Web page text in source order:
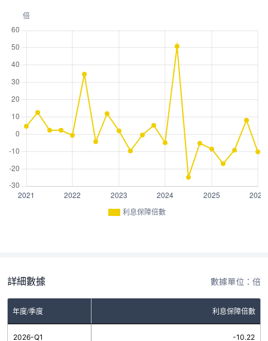
利息保障倍數
詳細數據 數據單位：倍
年度/季度 利息保障倍數
2026-Q1 -10.22